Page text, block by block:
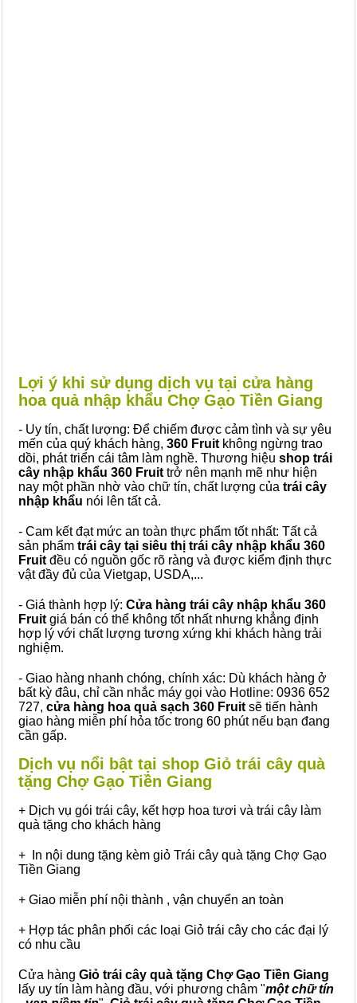
Lợi ý khi sử dụng dịch vụ tại cửa hàng
hoa quả nhập khẩu Chợ Gạo Tiền Giang
- Uy tín, chất lượng: Để chiếm được cảm tình và sự yêu
mến của quý khách hàng, 360 Fruit không ngừng trao
dồi, phát triển cái tâm làm nghề. Thương hiệu shop trái
cây nhập khẩu 360 Fruit trở nên mạnh mẽ như hiện
nay một phần nhờ vào chữ tín, chất lượng của trái cây
nhập khẩu nói lên tất cả.
- Cam kết đạt mức an toàn thực phẩm tốt nhất: Tất cả
sản phẩm trái cây tại siêu thị trái cây nhập khẩu 360
Fruit đều có nguồn gốc rõ ràng và được kiểm định thực
vật đầy đủ của Vietgap, USDA,...
- Giá thành hợp lý: Cửa hàng trái cây nhập khẩu 360
Fruit giá bán có thể không tốt nhất nhưng khẳng định
hợp lý với chất lượng tương xứng khi khách hàng trải
nghiệm.
- Giao hàng nhanh chóng, chính xác: Dù khách hàng ở
bất kỳ đâu, chỉ cần nhắc máy gọi vào Hotline: 0936 652
727, cửa hàng hoa quả sạch 360 Fruit sẽ tiến hành
giao hàng miễn phí hỏa tốc trong 60 phút nếu bạn đang
cần gấp.
Dịch vụ nổi bật tại shop Giỏ trái cây quà
tặng Chợ Gạo Tiền Giang
+ Dịch vụ gói trái cây, kết hợp hoa tươi và trái cây làm
quà tặng cho khách hàng
+ In nội dung tặng kèm giỏ Trái cây quà tặng Chợ Gạo
Tiền Giang
+ Giao miễn phí nội thành , vận chuyển an toàn
+ Hợp tác phân phối các loại Giỏ trái cây cho các đại lý
có nhu cầu
Cửa hàng Giỏ trái cây quà tặng Chợ Gạo Tiền Giang
lấy uy tín làm hàng đầu, với phương châm "một chữ tín